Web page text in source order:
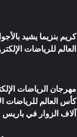
كريم بنزيما يشيد
العالم للرياضات الإلكترونية 2026
مهرجان الرياضات
آلاف الزوار في باريس